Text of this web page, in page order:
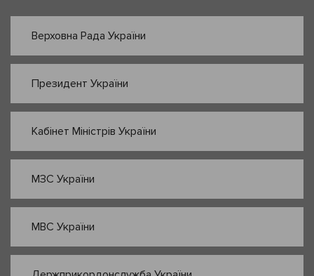
Верховна Рада України
Президент України
Кабінет Міністрів України
МЗС України
МВС України